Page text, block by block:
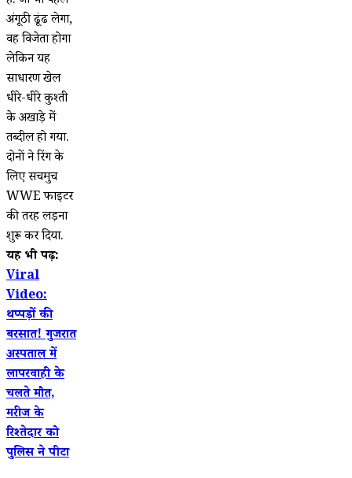
अंगूठी ढूंढ लेगा,
वह विजेता होगा
लेकिन यह
साधारण खेल
धीरे-धीरे कुश्ती
के अखाड़े में
तब्दील हो गया.
दोनों ने रिंग के
लिए सचमुच
WWE फाइटर
की तरह लड़ना
शुरू कर दिया.
यह भी पढ़ें:
Viral
Video:
थप्पड़ों की
बरसात! गुजरात
अस्पताल में
लापरवाही के
चलते मौत,
मरीज के
रिश्तेदार को
पुलिस ने पीटा